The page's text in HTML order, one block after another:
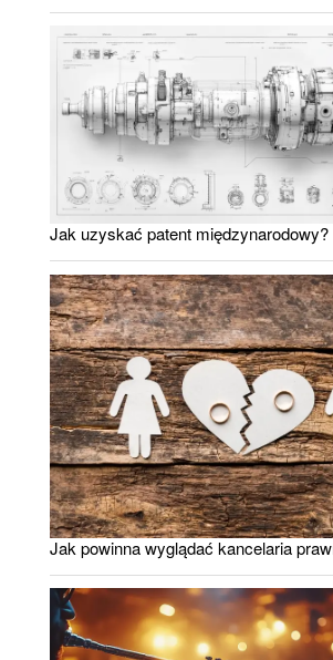
Jak uzyskać patent międzynarodowy?
Jak powinna wyglądać kancelaria